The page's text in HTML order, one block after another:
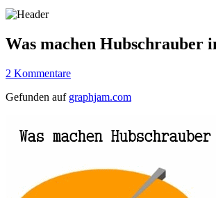
Was machen Hubschrauber
2 Kommentare
Gefunden auf graphjam.com